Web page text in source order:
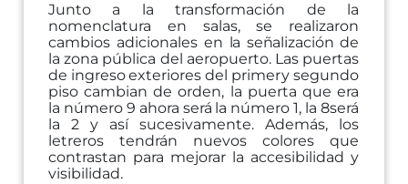
Junto a la transformación de la
nomenclatura en salas, se realizaron
cambios adicionales en la señalización de
la zona pública del aeropuerto. Las puertas
de ingresoexteriores del primery segundo
piso cambian de orden, la puerta que era
la número 9 ahora será la número 1, la 8será
la 2 y así sucesivamente. Además, los
letreros tendrán nuevos colores que
contrastan para mejorar la accesibilidad y
visibilidad.